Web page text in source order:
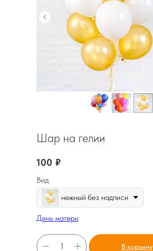
Шар на гелии
100 ₽
Вид
нежный без надписи
День матери
В корзину